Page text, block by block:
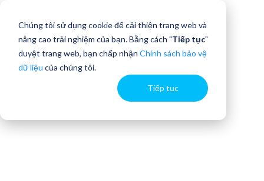
Chúng tôi sử dụng cookie để cải thiện trang web và
nâng cao trải nghiệm của bạn. Bằng cách "Tiếp tục"
duyệt trang web, bạn chấp nhận Chính sách bảo vệ
dữ liệu của chúng tôi.
Tiếp tục